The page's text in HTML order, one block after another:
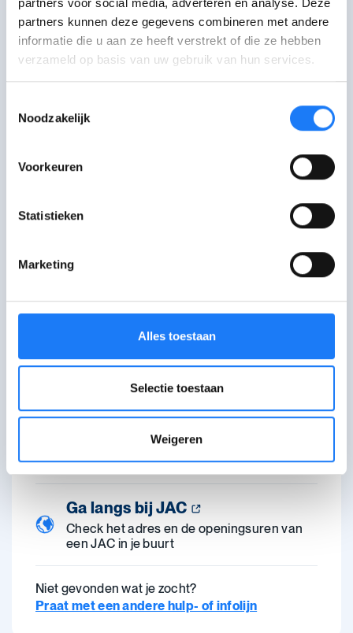
partners kunnen deze gegevens combineren met andere
informatie die u aan ze heeft verstrekt of die ze hebben
verzameld op basis van uw gebruik van hun services.
Noodzakelijk
Voorkeuren
Statistieken
Marketing
Alles toestaan
Selectie toestaan
Weigeren
gevoelens?
Hoe zie ik of het slecht gaat met
iemand?
Hoe help ik iemand die zich niet
opent om 18:00
18:00-22:00 uur. Je kan even in de wachtrij
Bezoek het forum van Awel
jongeren of reageer op het verhaal van
iemand anders.
Kies het JAC dat je wil bellen. Elk JAC heeft
andere openingsuren.
Ga langs bij JAC
Check het adres en de openingsuren van
een JAC in je buurt
Niet gevonden wat je zocht?
Praat met een andere hulp- of infolijn